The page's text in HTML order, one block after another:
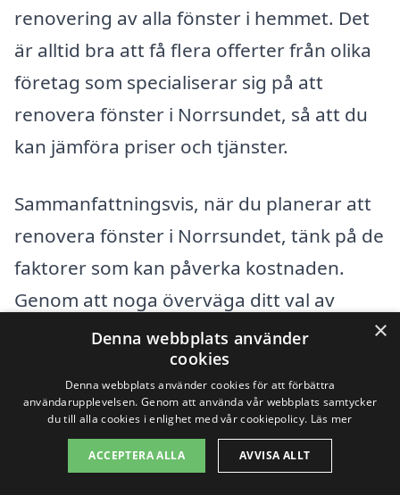
renovering av alla fönster i hemmet. Det
är alltid bra att få flera offerter från olika
företag som specialiserar sig på att
renovera fönster i Norrsundet, så att du
kan jämföra priser och tjänster.
Sammanfattningsvis, när du planerar att
renovera fönster i Norrsundet, tänk på de
faktorer som kan påverka kostnaden.
Genom att noga överväga ditt val av
material, arbetskraft och omfång av
projektet kan du få en mer exakt
prisuppskattning och därmed göra en
mer informerad investering i ditt hem.
×
Denna webbplats använder
cookies
Denna webbplats använder cookies för att förbättra
användarupplevelsen. Genom att använda vår webbplats samtycker
du till alla cookies i enlighet med vår cookiepolicy. Läs mer
ACCEPTERA ALLA AVVISA ALLT